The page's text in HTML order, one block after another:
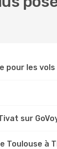
pour les
sur
Toulouse à